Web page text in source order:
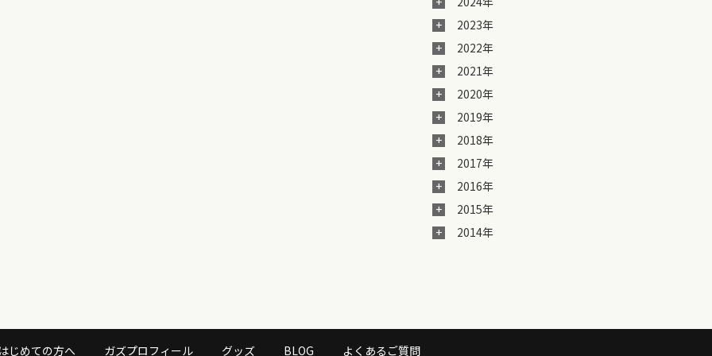
2023年
2022年
2021年
2020年
2019年
2018年
2017年
2016年
2015年
2014年
じめての方へ ガズプロフィール グッズ BLOG よくあるご質問